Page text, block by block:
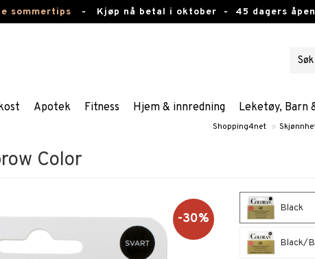
sommertips - Kjøp nå betal i oktober - 45 dagers
Apotek Fitness Hjem & innredning Leketøy, Barn
Shopping4net »
Color
-30%
Black
Black/